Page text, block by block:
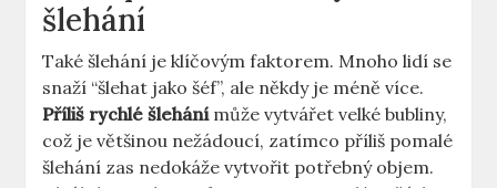
šlehání
Také šlehání⁤ je klíčovým faktorem. Mnoho lidí se
snaží “šlehat jako šéf”, ale⁣ někdy je méně více.
Příliš rychlé šlehánímůže vytvářet velké bubliny,
což je většinou nežádoucí, zatímco ‌příliš pomalé
šlehání zas ‌nedokáže vytvořit potřebný objem.